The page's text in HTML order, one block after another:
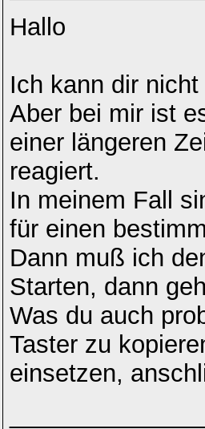
Hallo
Ich kann dir
Aber bei mir ist
einer längeren
reagiert.
In meinem Fall
für einen
Dann muß ich
Starten, dann
Was du auch
Taster zu
einsetzen,